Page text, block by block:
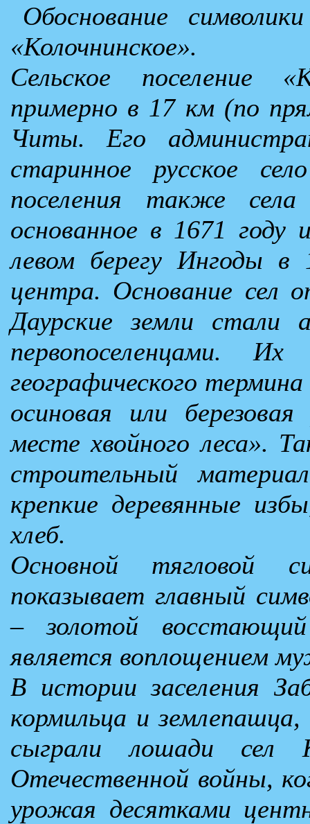
Обоснование
«Колочнинское».
Сельское поселение
примерно в 17 км (по
Читы. Его
старинное русское
поселения также
основанное в 1671 году
левом берегу Ингоды в
центра. Основание сел
Даурские земли стали
первопоселенцами.
географического
осиновая или
месте хвойного леса».
строительный
крепкие деревянные
хлеб.
Основной тягловой
показывает главный
– золотой
является воплощением
В истории заселения
кормильца и
сыграли лошади сел
Отечественной войны,
урожая десятками